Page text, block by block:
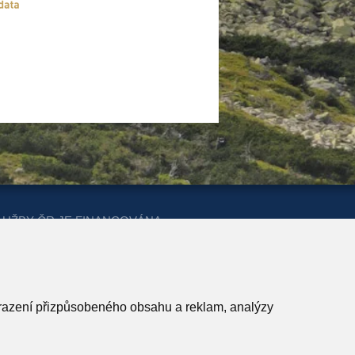
přizpůsobeného obsahu a reklam, analýzy
ČR JE FINANCOVÁNA